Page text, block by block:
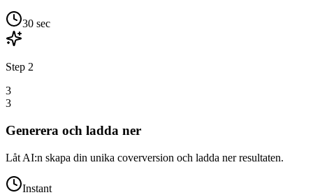
30 sec
Step 2
3
3
Generera och ladda ner
Låt AI:n skapa din unika coverversion och ladda ner resultaten.
Instant